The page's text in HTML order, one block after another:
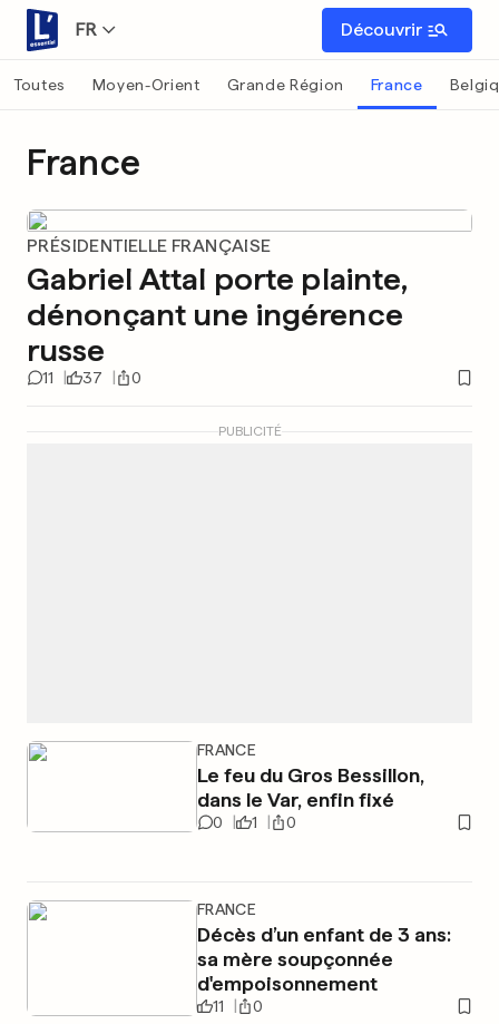
FR Découvrir
Toutes Moyen-Orient Grande Région France
France
PRÉSIDENTIELLE FRANÇAISE
Gabriel Attal porte plainte,
dénonçant une ingérence
russe
11 37 0
FRANCE
Le feu du Gros Bessillon,
dans le Var, enfin fixé
0 1 0
FRANCE
Décès d’un enfant de 3 ans:
sa mère soupçonnée
d'empoisonnement
11 0
PUBLICITÉ